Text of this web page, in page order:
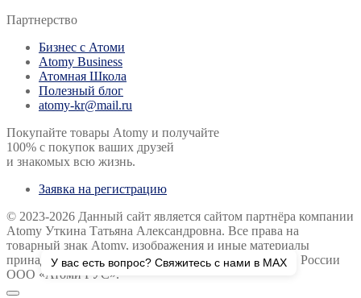
Партнерство
Бизнес с Атоми
Atomy Business
Атомная Школа
Полезный блог
atomy-kr@mail.ru
Покупайте товары Atomy и получайте
100% с покупок ваших друзей
и знакомых всю жизнь.
Заявка на регистрацию
© 2023-2026 Данный сайт является сайтом партнёра компании
Atomy Уткина Татьяна Александровна. Все права на
товарный знак Atomy, изображения и иные материалы
принадлежат компании Atomy и её представителю в России
ООО «Атоми РУС».
У вас есть вопрос? Свяжитесь с нами в MAX